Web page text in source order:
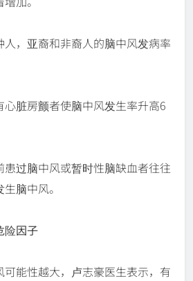
，亚裔和非裔人的脑中风发病率
脏房颤者使脑中风发生率升高6
过脑中风或暂时性脑缺血者往往
脑中风。
险因子
能性越大，卢志豪医生表示，有